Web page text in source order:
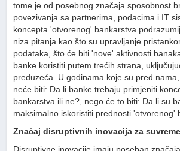
tome je od posebnog značaja sposobnost
povezivanja sa partnerima, podacima i IT
koncepta 'otvorenog' bankarstva
niza pitanja kao što su upravljanje
podataka, što će biti 'nove' aktivnosti
banke koristiti putem trećih strana,
preduzeća. U godinama koje su pred
neće biti: Da li banke trebaju primjeniti
bankarstva ili ne?, nego će to biti: Da li su
maksimalno iskoristiti prednosti 'otvorenog'
Značaj disruptivnih inovacija za